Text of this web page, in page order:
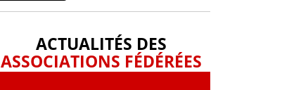
ACTUALITÉS DES
ASSOCIATIONS FÉDÉRÉES